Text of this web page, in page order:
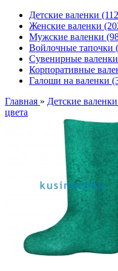
Детские валенки
Женские валенки
Мужские валенки
Войлочные тапочки
Сувенирные
Корпоративные
Галоши на валенки
Главная » Детские валенки
цвета